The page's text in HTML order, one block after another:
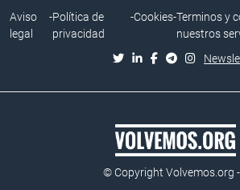
Aviso
legal
-Política de
privacidad
-Cookies-Terminos y
nuestros
© Copyright Volvemos.org